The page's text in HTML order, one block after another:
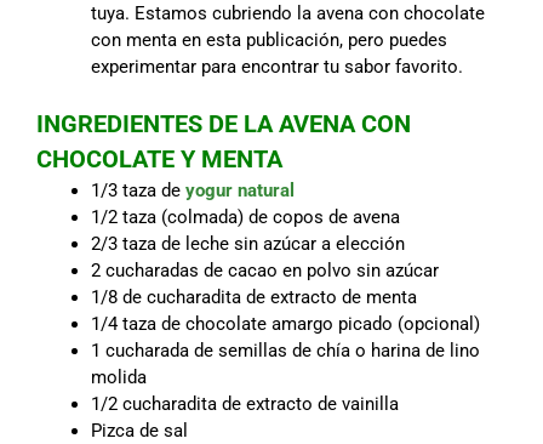
tuya. Estamos cubriendo la avena con chocolate
con menta en esta publicación, pero puedes
experimentar para encontrar tu sabor favorito.
INGREDIENTES DE LA AVENA CON
CHOCOLATE Y MENTA
1/3 taza de yogur natural
1/2 taza (colmada) de copos de avena
2/3 taza de leche sin azúcar a elección
2 cucharadas de cacao en polvo sin azúcar
1/8 de cucharadita de extracto de menta
1/4 taza de chocolate amargo picado (opcional)
1 cucharada de semillas de chía o harina de lino
molida
1/2 cucharadita de extracto de vainilla
Pizca de sal